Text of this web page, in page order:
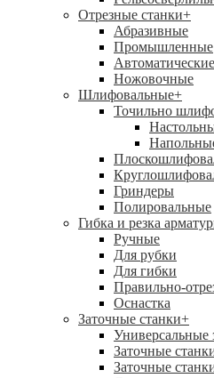
Отрезные станки+
Абразивные
Промышленные
Автоматические
Ножовочные
Шлифовальные+
Точильно
Гриндеры
Полировальные
Гибка и резка
Ручные
Для рубки
Для гибки
Правильно-
Оснастка
Заточные станки+
Универсальные
Заточные
Заточные